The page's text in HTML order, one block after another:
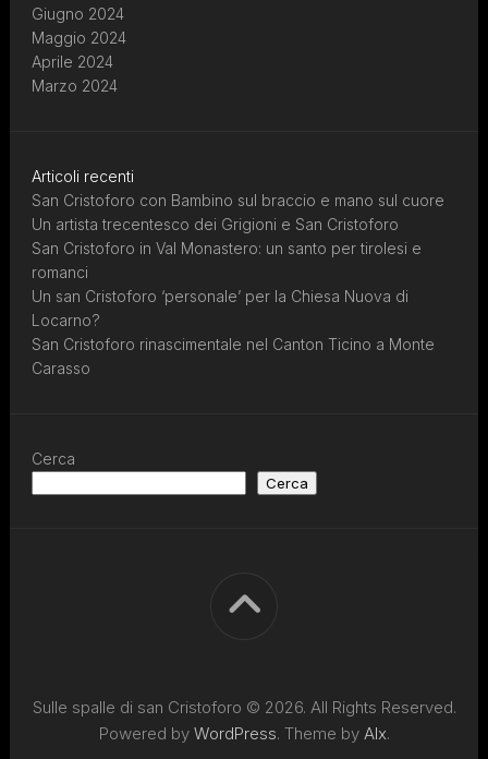
Giugno 2024
Maggio 2024
Aprile 2024
Marzo 2024
Articoli recenti
San Cristoforo con Bambino sul braccio e mano sul cuore
Un artista trecentesco dei Grigioni e San Cristoforo
San Cristoforo in Val Monastero: un santo per tirolesi e
romanci
Un san Cristoforo ‘personale’ per la Chiesa Nuova di
Locarno?
San Cristoforo rinascimentale nel Canton Ticino a Monte
Carasso
Cerca
Cerca
Sulle spalle di san Cristoforo © 2026. All Rights Reserved.
Powered by WordPress. Theme by Alx.